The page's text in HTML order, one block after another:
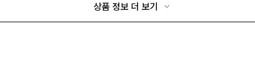
상품 정보 더 보기